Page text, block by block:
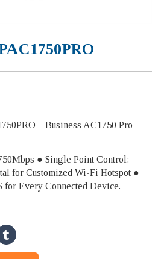
– Business AC1750 Pro
● Single Point Control:
for Customized Wi-Fi Hotspot ●
Every Connected Device.